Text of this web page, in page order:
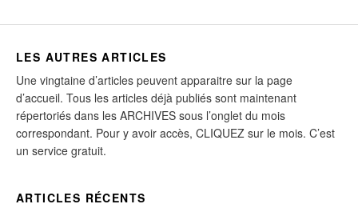
LES AUTRES ARTICLES
Une vingtaine d’articles peuvent apparaitre sur la page
d’accueil. Tous les articles déjà publiés sont maintenant
répertoriés dans les ARCHIVES sous l’onglet du mois
correspondant. Pour y avoir accès, CLIQUEZ sur le mois. C’est
un service gratuit.
ARTICLES RÉCENTS